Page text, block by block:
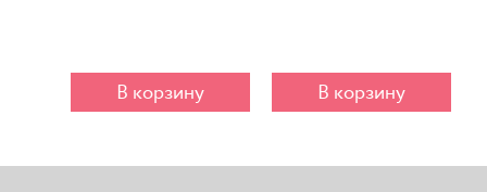
В корзину В корзину